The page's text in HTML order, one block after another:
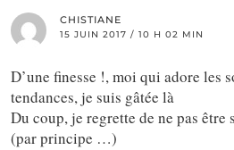
CHISTIANE
15 JUIN 2017 / 10 H 02 MIN
D’une finesse !, moi qui adore les
tendances, je suis gâtée là
Du coup, je regrette de ne pas être
(par principe …)